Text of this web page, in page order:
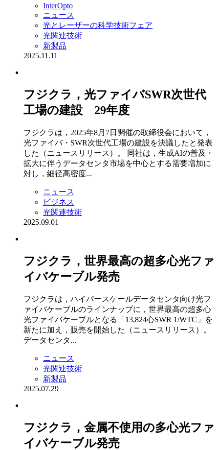
InterOpto
ニュース
光とレーザーの科学技術フェア
光関連技術
新製品
2025.11.11
フジクラ，光ファイバSWR次世代
工場の建設 29年度
フジクラは，2025年8月7日開催の取締役会において，
光ファイバ・SWR次世代工場の建設を決議したと発表
した（ニュースリリース）。 同社は，生成AIの普及・
拡大に伴うデータセンタ市場を中心とする需要増加に
対し，細径高密度...
ニュース
ビジネス
光関連技術
2025.09.01
フジクラ，世界最高の超多心光ファ
イバケーブル発売
フジクラは，ハイパースケールデータセンタ向け光フ
ァイバケーブルのラインナップに，世界最高の超多心
光ファイバケーブルとなる「13,824心SWR 1/WTC」を
新たに加え，販売を開始した（ニュースリリース）。
データセンタ...
ニュース
光関連技術
新製品
2025.07.29
フジクラ，金属不使用の多心光ファ
イバケーブル発売